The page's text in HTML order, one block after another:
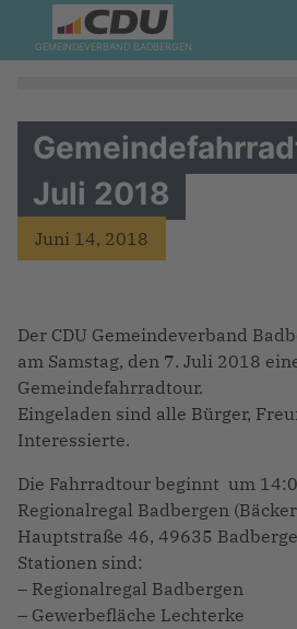
GEMEINDEVERBAND BADBERGEN
Juli 2018
Juni 14, 2018
Der CDU Gemeindeverband
am Samstag, den 7. Juli 2018
Gemeindefahrradtour.
Eingeladen sind alle Bürger,
Interessierte.
Die Fahrradtour beginnt um
Regionalregal Badbergen
Hauptstraße 46, 49635
Stationen sind:
– Regionalregal Badbergen
– Gewerbefläche Lechterke